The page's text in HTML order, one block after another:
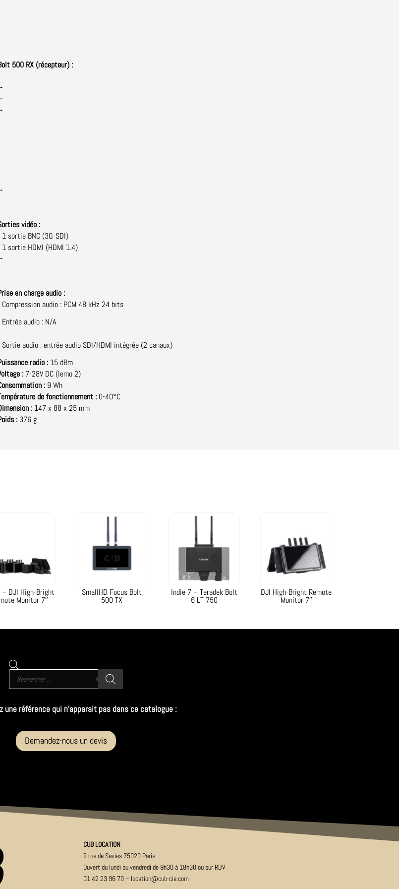
500 RX (récepteur) :
vidéo :
1 sortie BNC (3G-SDI)
1 sortie HDMI (HDMI 1.4)
en charge audio :
Compression audio : PCM 48 kHz 24 bits
Entrée audio : N/A
Sortie audio : entrée audio SDI/HDMI intégrée (2 canaux)
radio : 15 dBm
: 7-28V DC (lemo 2)
: 9 Wh
empérature de fonctionnement : 0-40°C
: 147 x 88 x 25 mm
: 376 g
DJI High-Bright
Monitor 7″
SmallHD Focus Bolt
500 TX
Indie 7 – Teradek Bolt
6 LT 750
DJI High-Bright Remote
Monitor 7″
Recherche
produits
une référence qui n’apparait pas dans ce catalogue :
Demandez-nous un devis
CUB LOCATION
2 rue de Savies 75020 Paris
Ouvert du lundi au vendredi de 9h30 à 18h30 ou sur RDV
01 42 23 96 70– location@cub-cie.com